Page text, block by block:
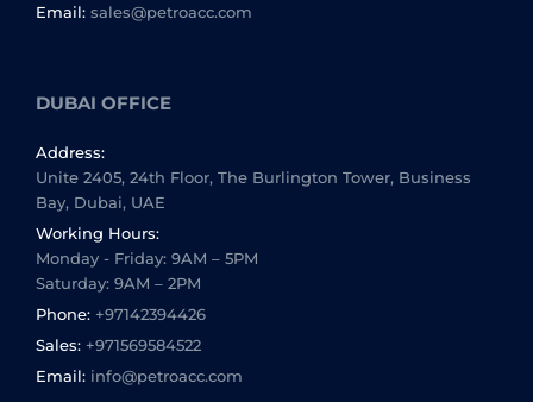
Email: sales@petroacc.com
DUBAI OFFICE
Address:
Unite 2405, 24th Floor, The Burlington Tower, Business
Bay, Dubai, UAE
Working Hours:
Monday - Friday: 9AM – 5PM
Saturday: 9AM – 2PM
Phone: +97142394426
Sales: +971569584522
Email: info@petroacc.com